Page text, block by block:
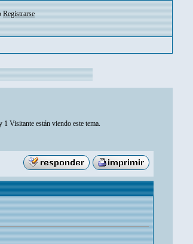
Registrarse
1 Visitante están viendo este tema.